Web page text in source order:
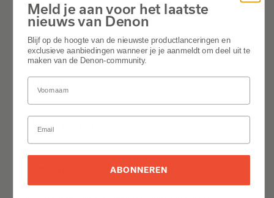
Sound Enhancements
Multi-room CI
Meld je aan voor het laatste
nieuws van Denon
Blijf op de hoogte van de nieuwste productlanceringen en
exclusieve aanbiedingen wanneer je je aanmeldt om deel uit te
maken van de Denon-community.
ABONNEREN